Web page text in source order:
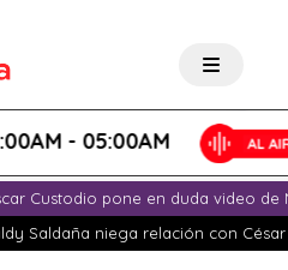
- 05:00AM
Custodio pone en duda video de
Saldaña niega relación con